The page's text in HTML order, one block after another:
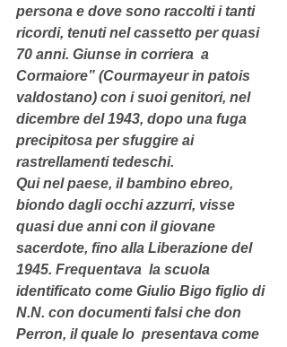
persona e dove sono raccolti i tanti
ricordi, tenuti nel cassetto per quasi
70 anni. Giunse in corriera  a
Cormaiore” (Courmayeur in patois
valdostano) con i suoi genitori, nel
dicembre del 1943, dopo una fuga
precipitosa per sfuggire ai
rastrellamenti tedeschi.
Qui nel paese, il bambino ebreo,
biondo dagli occhi azzurri, visse
quasi due anni con il giovane
sacerdote, fino alla Liberazione del
1945. Frequentava  la scuola
identificato come Giulio Bigo figlio di
N.N. con documenti falsi che don
Perron, il quale lo  presentava come